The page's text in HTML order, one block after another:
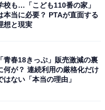
る
校も…「こども110番の家」
本当に必要？ PTAが直面する
想と現実
「青春18きっぷ」販売激減の裏
何が？ 連続利用の厳格化だけ
はない「本当の理由」